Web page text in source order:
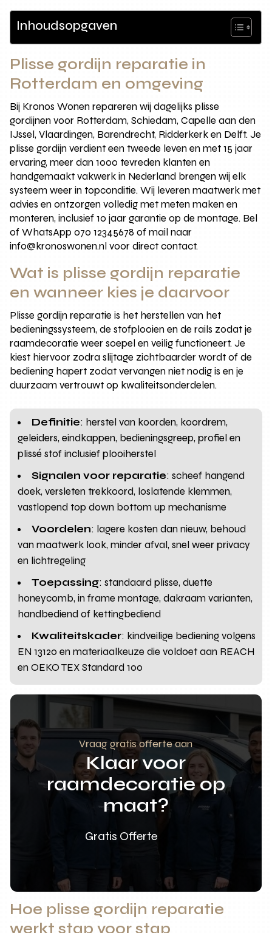
Inhoudsopgaven
Plisse gordijn reparatie in
Rotterdam en omgeving
Bij Kronos Wonen repareren wij dagelijks plisse
gordijnen voor Rotterdam, Schiedam, Capelle aan den
IJssel, Vlaardingen, Barendrecht, Ridderkerk en Delft. Je
plisse gordijn verdient een tweede leven en met 15 jaar
ervaring, meer dan 1000 tevreden klanten en
handgemaakt vakwerk in Nederland brengen wij elk
systeem weer in topconditie. Wij leveren maatwerk met
advies en ontzorgen volledig met meten maken en
monteren, inclusief 10 jaar garantie op de montage. Bel
of WhatsApp 070 12345678 of mail naar
info@kronoswonen.nl voor direct contact.
Wat is plisse gordijn reparatie
en wanneer kies je daarvoor
Plisse gordijn reparatie is het herstellen van het
bedieningssysteem, de stofplooien en de rails zodat je
raamdecoratie weer soepel en veilig functioneert. Je
kiest hiervoor zodra slijtage zichtbaarder wordt of de
bediening hapert zodat vervangen niet nodig is en je
duurzaam vertrouwt op kwaliteitsonderdelen.
Definitie: herstel van koorden, koordrem,
geleiders, eindkappen, bedieningsgreep, profiel en
plissé stof inclusief plooiherstel
Signalen voor reparatie: scheef hangend
doek, versleten trekkoord, loslatende klemmen,
vastlopend top down bottom up mechanisme
Voordelen: lagere kosten dan nieuw, behoud
van maatwerk look, minder afval, snel weer privacy
en lichtregeling
Toepassing: standaard plisse, duette
honeycomb, in frame montage, dakraam varianten,
handbediend of kettingbediend
Kwaliteitskader: kindveilige bediening volgens
EN 13120 en materiaalkeuze die voldoet aan REACH
en OEKO TEX Standard 100
Vraag gratis offerte aan
Klaar voor
raamdecoratie op
maat?
Gratis Offerte
Hoe plisse gordijn reparatie
werkt stap voor stap